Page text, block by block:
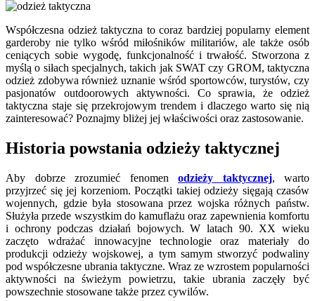
Współczesna odzież taktyczna to coraz bardziej popularny element
garderoby nie tylko wśród miłośników militariów, ale także osób
ceniących sobie wygodę, funkcjonalność i trwałość. Stworzona z
myślą o siłach specjalnych, takich jak SWAT czy GROM, taktyczna
odzież zdobywa również uznanie wśród sportowców, turystów, czy
pasjonatów outdoorowych aktywności. Co sprawia, że odzież
taktyczna staje się przekrojowym trendem i dlaczego warto się nią
zainteresować? Poznajmy bliżej jej właściwości oraz zastosowanie.
Historia powstania odzieży taktycznej
Aby dobrze zrozumieć fenomen odzieży taktycznej, warto
przyjrzeć się jej korzeniom. Początki takiej odzieży sięgają czasów
wojennych, gdzie była stosowana przez wojska różnych państw.
Służyła przede wszystkim do kamuflażu oraz zapewnienia komfortu
i ochrony podczas działań bojowych. W latach 90. XX wieku
zaczęto wdrażać innowacyjne technologie oraz materiały do
produkcji odzieży wojskowej, a tym samym stworzyć podwaliny
pod współczesne ubrania taktyczne. Wraz ze wzrostem popularności
aktywności na świeżym powietrzu, takie ubrania zaczęły być
powszechnie stosowane także przez cywilów.